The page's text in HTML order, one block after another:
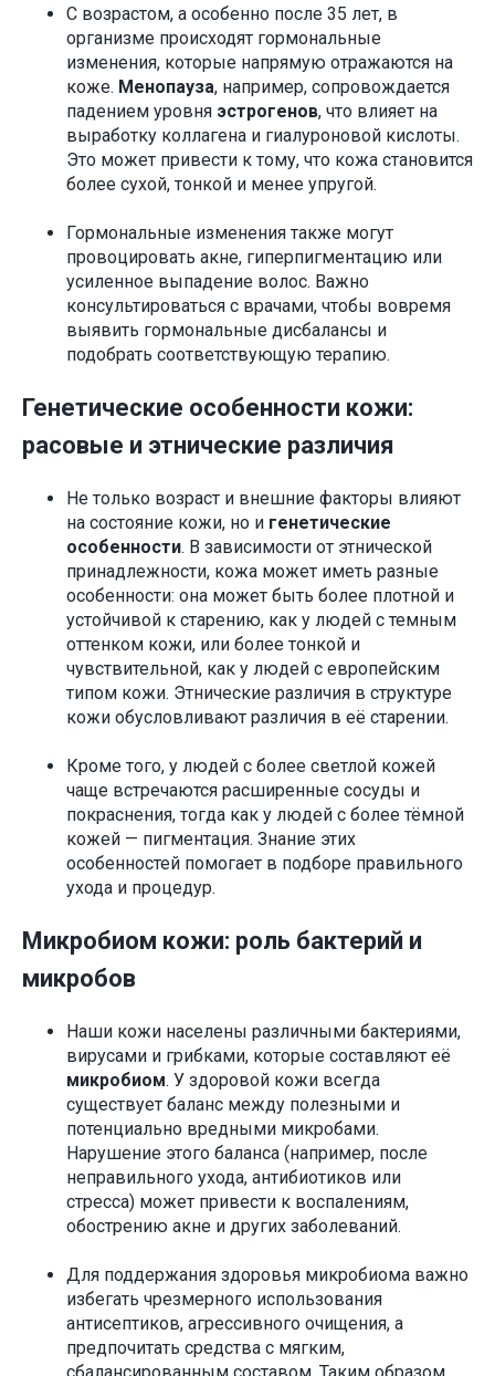
С возрастом, а особенно после 35 лет, в
организме происходят гормональные
изменения, которые напрямую отражаются на
коже. Менопауза, например, сопровождается
падением уровня эстрогенов, что влияет на
выработку коллагена и гиалуроновой кислоты.
Это может привести к тому, что кожа становится
более сухой, тонкой и менее упругой.
Гормональные изменения также могут
провоцировать акне, гиперпигментацию или
усиленное выпадение волос. Важно
консультироваться с врачами, чтобы вовремя
выявить гормональные дисбалансы и
подобрать соответствующую терапию.
Генетические особенности кожи:
расовые и этнические различия
Не только возраст и внешние факторы влияют
на состояние кожи, но и генетические
особенности. В зависимости от этнической
принадлежности, кожа может иметь разные
особенности: она может быть более плотной и
устойчивой к старению, как у людей с темным
оттенком кожи, или более тонкой и
чувствительной, как у людей с европейским
типом кожи. Этнические различия в структуре
кожи обусловливают различия в её старении.
Кроме того, у людей с более светлой кожей
чаще встречаются расширенные сосуды и
покраснения, тогда как у людей с более тёмной
кожей — пигментация. Знание этих
особенностей помогает в подборе правильного
ухода и процедур.
Микробиом кожи: роль бактерий и
микробов
Наши кожи населены различными бактериями,
вирусами и грибками, которые составляют её
микробиом. У здоровой кожи всегда
существует баланс между полезными и
потенциально вредными микробами.
Нарушение этого баланса (например, после
неправильного ухода, антибиотиков или
стресса) может привести к воспалениям,
обострению акне и других заболеваний.
Для поддержания здоровья микробиома важно
избегать чрезмерного использования
антисептиков, агрессивного очищения, а
предпочитать средства с мягким,